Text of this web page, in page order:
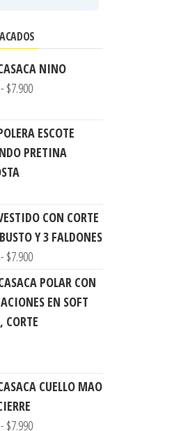
NINO
- $7.900Rango
precios:
desde
ESCOTE
PRETINA
CON CORTE
Y 3 FALDONES
- $7.900Rango
de
precios:
desde
POLAR CON
EN SOFT
CORTE
CUELLO MAO
- $7.990Rango